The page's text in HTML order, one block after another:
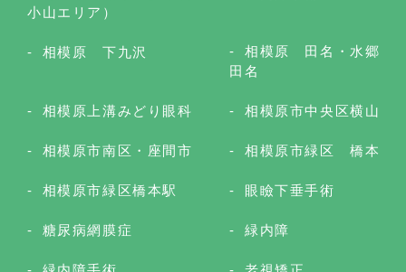
小山エリア）
相模原 下九沢
相模原 田名・水郷
田名
相模原上溝みどり眼科 相模原市中央区横山
相模原市南区・座間市 相模原市緑区 橋本
相模原市緑区橋本駅 眼瞼下垂手術
糖尿病網膜症 緑内障